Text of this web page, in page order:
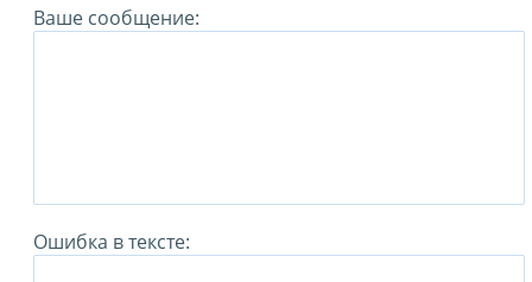
Ваше сообщение:
Ошибка в тексте: